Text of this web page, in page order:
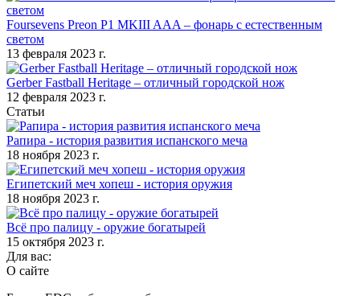
Foursevens Preon P1 MKIII AAA – фонарь с естественным
светом
13 февраля 2023 г.
Gerber Fastball Heritage – отличный городской нож
12 февраля 2023 г.
Статьи
Рапира - история развития испанского меча
18 ноября 2023 г.
Египетский меч хопеш - история оружия
18 ноября 2023 г.
Всё про палицу - оружие богатырей
15 октября 2023 г.
Для вас:
О сайте